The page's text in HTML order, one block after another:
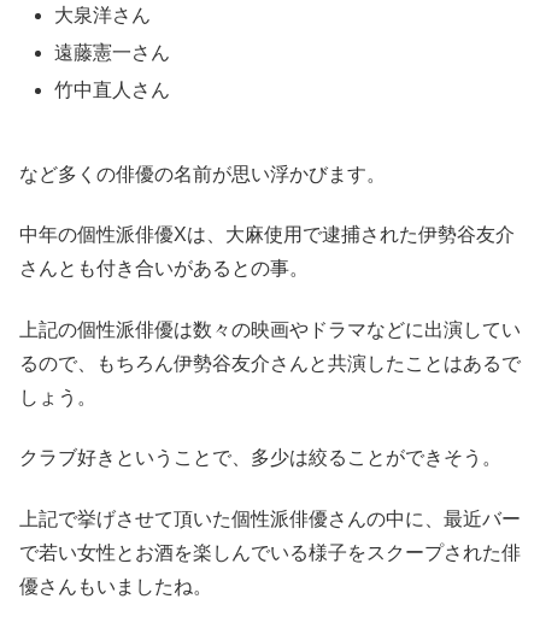
大泉洋さん
遠藤憲一さん
竹中直人さん
など多くの俳優の名前が思い浮かびます。
中年の個性派俳優Xは、大麻使用で逮捕された伊勢谷友介
さんとも付き合いがあるとの事。
上記の個性派俳優は数々の映画やドラマなどに出演してい
るので、もちろん伊勢谷友介さんと共演したことはあるで
しょう。
クラブ好きということで、多少は絞ることができそう。
上記で挙げさせて頂いた個性派俳優さんの中に、最近バー
で若い女性とお酒を楽しんでいる様子をスクープされた俳
優さんもいましたね。